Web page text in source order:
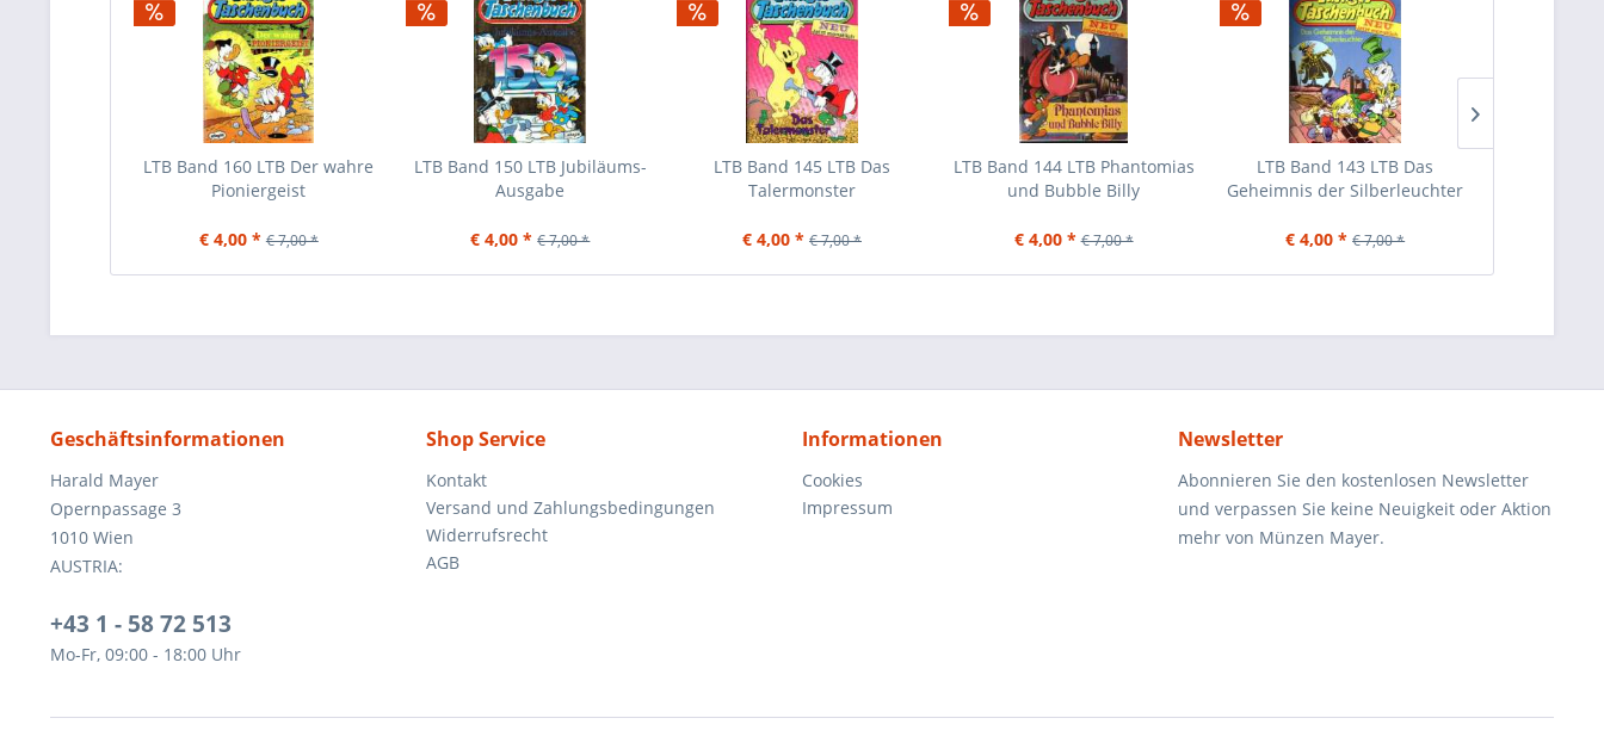
LTB Band 160 LTB Der wahre
Pioniergeist
€ 4,00 * € 7,00 *
LTB Band 150 LTB Jubiläums-
Ausgabe
€ 4,00 * € 7,00 *
LTB Band 145 LTB Das
Talermonster
€ 4,00 * € 7,00 *
LTB Band 144 LTB Phantomias
und Bubble Billy
€ 4,00 * € 7,00 *
LTB Band 143 LTB Das
Geheimnis der Silberleuchter
€ 4,00 * € 7,00 *
Geschäftsinformationen
Harald Mayer
Opernpassage 3
1010 Wien
AUSTRIA:
+43 1 - 58 72 513
Mo-Fr, 09:00 - 18:00 Uhr
Shop Service
Kontakt
Versand und Zahlungsbedingungen
Widerrufsrecht
AGB
Informationen
Cookies
Impressum
Newsletter
Abonnieren Sie den kostenlosen Newsletter
und verpassen Sie keine Neuigkeit oder Aktion
mehr von Münzen Mayer.